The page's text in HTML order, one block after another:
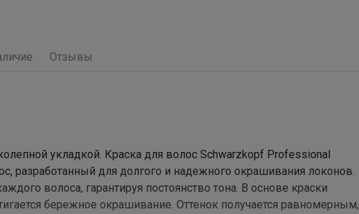
Отзывы
укладкой. Краска для волос Schwarzkopf Professional
разработанный для долгого и надежного окрашивания локонов.
волоса, гарантируя постоянство тона. В основе краски
бережное окрашивание. Оттенок получается равномерным,